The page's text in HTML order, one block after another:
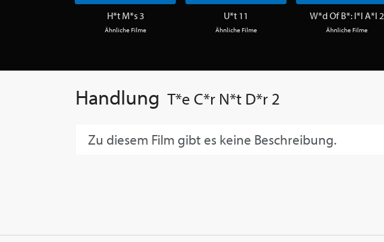
H*t M*s 3
Ähnliche Filme
U*t 11
Ähnliche Filme
W*d Of B*: I*l A*l 2
Ähnliche Filme
Handlung T*e C*r N*t D*r 2
Zu diesem Film gibt es keine Beschreibung.